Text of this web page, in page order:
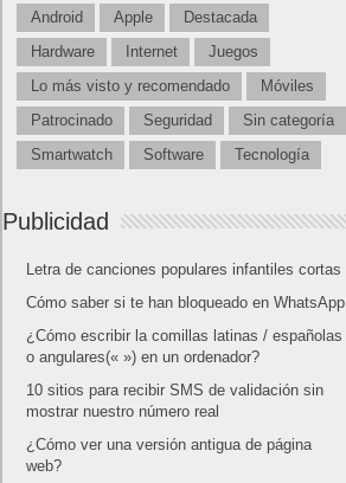
Android Apple
Destacada
Hardware
Internet
Juegos
Lo más visto y recomendado
Móviles
Patrocinado
Seguridad
Sin categoría
Smartwatch
Software Tecnología
Publicidad
Letra de canciones populares infantiles cortas
Cómo saber si te han bloqueado en WhatsApp
¿Cómo escribir la comillas latinas / españolas
o angulares(« ») en un ordenador?
10 sitios para recibir SMS de validación sin
mostrar nuestro número real
¿Cómo ver una versión antigua de página
web?